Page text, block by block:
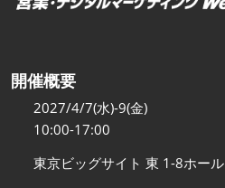
開催概要
2027/4/7(水)-9(金)
10:00-17:00
東京ビッグサイト 東 1-8ホール